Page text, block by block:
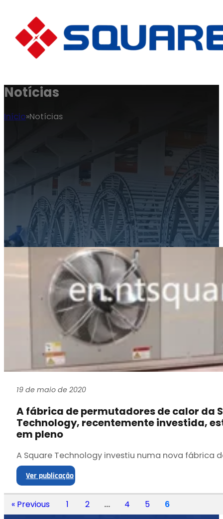
Notícias
Início Notícias
19 de maio de 2020
A fábrica de permutadores de calor da
Technology, recentemente investida,
em pleno
A Square Technology investiu numa nova
Ver publicação
« Previous 1 2 ... 4 5 6